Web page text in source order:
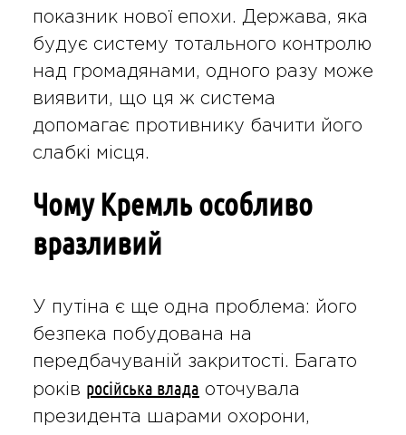
показник нової епохи. Держава, яка
будує систему тотального контролю
над громадянами, одного разу може
виявити, що ця ж система
допомагає противнику бачити його
слабкі місця.
Чому Кремль особливо
вразливий
У путіна є ще одна проблема: його
безпека побудована на
передбачуваній закритості. Багато
років російська влада оточувала
президента шарами охорони,